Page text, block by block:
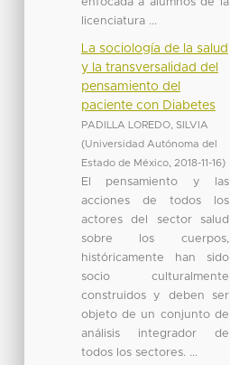
licenciatura ...
La sociología de la salud
y la transversalidad del
pensamiento del
paciente con Diabetes
PADILLA LOREDO, SILVIA
(Universidad Autónoma del
Estado de México, 2018-11-16)
El pensamiento y las
acciones de todos los
actores del sector salud
sobre los cuerpos,
históricamente han sido
socio culturalmente
construidos y deben ser
objeto de un conjunto de
análisis integrador de
todos los sectores. ...